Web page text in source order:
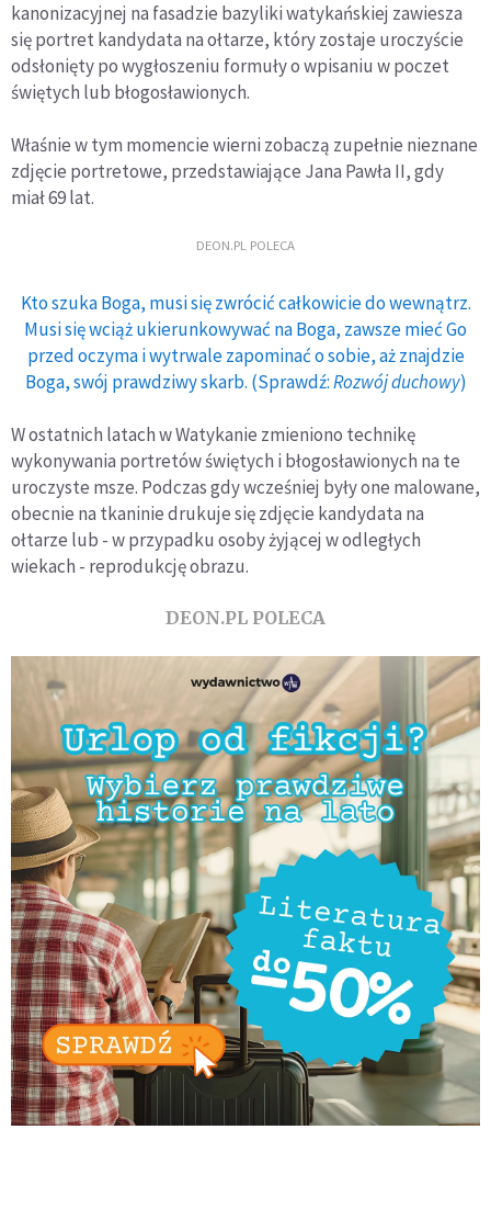
kanonizacyjnej na fasadzie bazyliki watykańskiej zawiesza
się portret kandydata na ołtarze, który zostaje uroczyście
odsłonięty po wygłoszeniu formuły o wpisaniu w poczet
świętych lub błogosławionych.
Właśnie w tym momencie wierni zobaczą zupełnie nieznane
zdjęcie portretowe, przedstawiające Jana Pawła II, gdy
miał 69 lat.
DEON.PL POLECA
Kto szuka Boga, musi się zwrócić całkowicie do wewnątrz.
Musi się wciąż ukierunkowywać na Boga, zawsze mieć Go
przed oczyma i wytrwale zapominać o sobie, aż znajdzie
Boga, swój prawdziwy skarb. (Sprawdź:Rozwój duchowy)
W ostatnich latach w Watykanie zmieniono technikę
wykonywania portretów świętych i błogosławionych na te
uroczyste msze. Podczas gdy wcześniej były one malowane,
obecnie na tkaninie drukuje się zdjęcie kandydata na
ołtarze lub - w przypadku osoby żyjącej w odległych
wiekach - reprodukcję obrazu.
DEON.PL POLECA